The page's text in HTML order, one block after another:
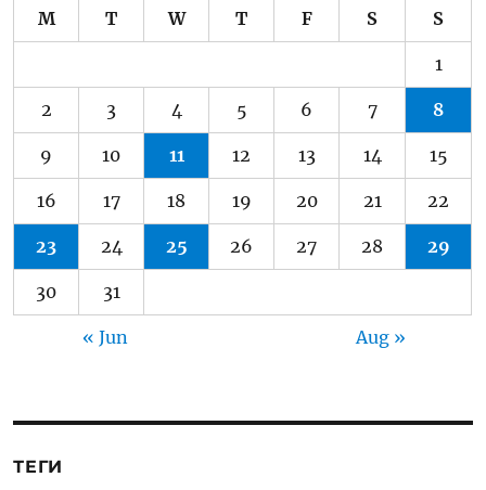
M T W T F S S
1
2 3 4 5 6 7 8
9 10 11 12 13 14 15
16 17 18 19 20 21 22
23 24 25 26 27 28 29
30 31
« Jun Aug »
ТЕГИ